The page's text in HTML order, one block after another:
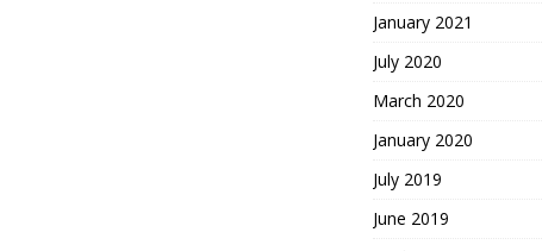
January 2021
July 2020
March 2020
January 2020
July 2019
June 2019